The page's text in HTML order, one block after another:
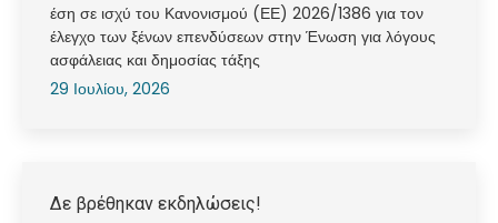
έση σε ισχύ του Κανονισμού (ΕΕ) 2026/1386 για τον
έλεγχο των ξένων επενδύσεων στην Ένωση για λόγους
ασφάλειας και δημοσίας τάξης
29 Ιουλίου, 2026
Δε βρέθηκαν εκδηλώσεις!